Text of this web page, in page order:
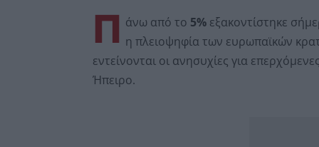
Π άνω από το 5%εξακοντίστηκε
η πλειοψηφία των ευρωπαϊκών
εντείνονται οι ανησυχίες για
Ήπειρο.